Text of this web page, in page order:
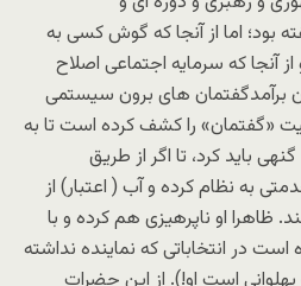
اما از آنجا که گوش کسی به
آنجا که سرمایه اجتماعی اصلاح
برآمدگفتمان های برون سیستمی
«گفتمان» را کشف کرده است تا به
باید کرد، تا اگر از طریق
به نظام کرده و آب ( اعتبار) از
ظاهرا او ناپرهیزی هم کرده و با
در انتخاباتی که نماینده نداشته